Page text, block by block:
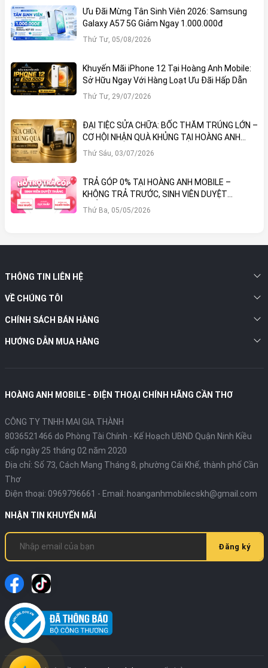
Ưu Đãi Mừng Tân Sinh Viên 2026: Samsung
Galaxy A57 5G Giảm Ngay 1.000.000đ
Thứ Tư, 05/08/2026
Khuyến Mãi iPhone 12 Tại Hoàng Anh Mobile:
Sở Hữu Ngay Với Hàng Loạt Ưu Đãi Hấp Dẫn
Thứ Tư, 29/07/2026
ĐẠI TIỆC SỬA CHỮA: BỐC THĂM TRÚNG LỚN –
CƠ HỘI NHẬN QUÀ KHỦNG TẠI HOÀNG ANH
MOBILE
Thứ Sáu, 03/07/2026
TRẢ GÓP 0% TẠI HOÀNG ANH MOBILE –
KHÔNG TRẢ TRƯỚC, SINH VIÊN DUYỆT
THẲNG!
Thứ Ba, 05/05/2026
THÔNG TIN LIÊN HỆ
VỀ CHÚNG TÔI
CHÍNH SÁCH BÁN HÀNG
HƯỚNG DẪN MUA HÀNG
HOÀNG ANH MOBILE - ĐIỆN THOẠI CHÍNH HÃNG CẦN THƠ
CÔNG TY TNHH MAI GIA THÀNH
8036521466 do Phòng Tài Chính - Kế Hoạch UBND Quận Ninh Kiều
cấp ngày 25 tháng 02 năm 2020
Địa chỉ: Số 73, Cách Mạng Tháng 8, phường Cái Khế, thành phố Cần
Thơ
Điện thoại: 0969796661 - Email: hoanganhmobilecskh@gmail.com
NHẬN TIN KHUYẾN MÃI
Đăng ký